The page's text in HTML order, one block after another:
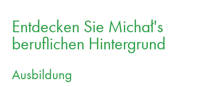
Entdecken Sie Michał's
beruflichen Hintergrund
Ausbildung